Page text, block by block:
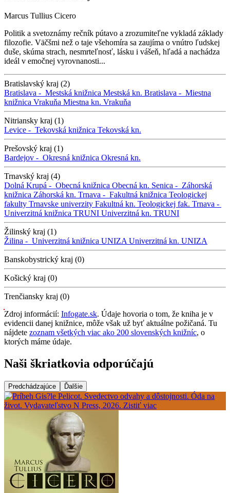
Marcus Tullius Cicero
Politik a svetoznámy rečník pútavo a zrozumiteľne vykladá základy
filozofie. Väčšmi než o taje všehomíra sa zaujíma o vnútro ľudskej
duše, skúma strach, nesmrteľnosť, lásku i vášeň, hľadá a nachádza
ideál v emočnej vyrovnanosti...
Bratislavský kraj (2)
Bratislava - Mestská knižnica Mestská kn. Bratislava - Miestna
knižnica Vrakuňa Miestna kn. Vrakuňa
Nitriansky kraj (1)
Levice - Tekovská knižnica Tekovská kn.
Prešovský kraj (1)
Bardejov - Okresná knižnica Okresná kn.
Trnavský kraj (4)
Dolná Krupá - Obecná knižnica Obecná kn. Senica - Záhorská
knižnica Záhorská kn. Trnava - Fakultná knižnica Teologickej
fakulty Trnavske univerzity Fakultná kn. Teologickej fak. Trnava -
Univerzitná knižnica TRUNI Univerzitná kn. TRUNI
Žilinský kraj (1)
Žilina - Univerzitná knižnica UNIZA Univerzitná kn. UNIZA
Banskobystrický kraj (0)
Košický kraj (0)
Trenčiansky kraj (0)
Zdroj informácií: Infogate.sk. Údaje hovoria o tom, že kniha je v
evidencii danej knižnice, môže však už byť aktuálne požičaná. Tu
nájdete zoznam všetkých viac ako 200 slovenských knižníc, o
ktorých máme údaje.
Naši škriatkovia odporúčajú
Predchádzajúce Ďalšie